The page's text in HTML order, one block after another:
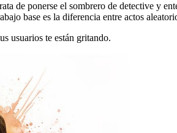
de ponerse el sombrero de detective y
base es la diferencia entre actos
usuarios te están gritando.